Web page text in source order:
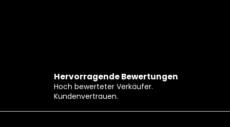
Hervorragende Bewertungen
Hoch bewerteter Verkäufer.
Kundenvertrauen.
Fußzeile